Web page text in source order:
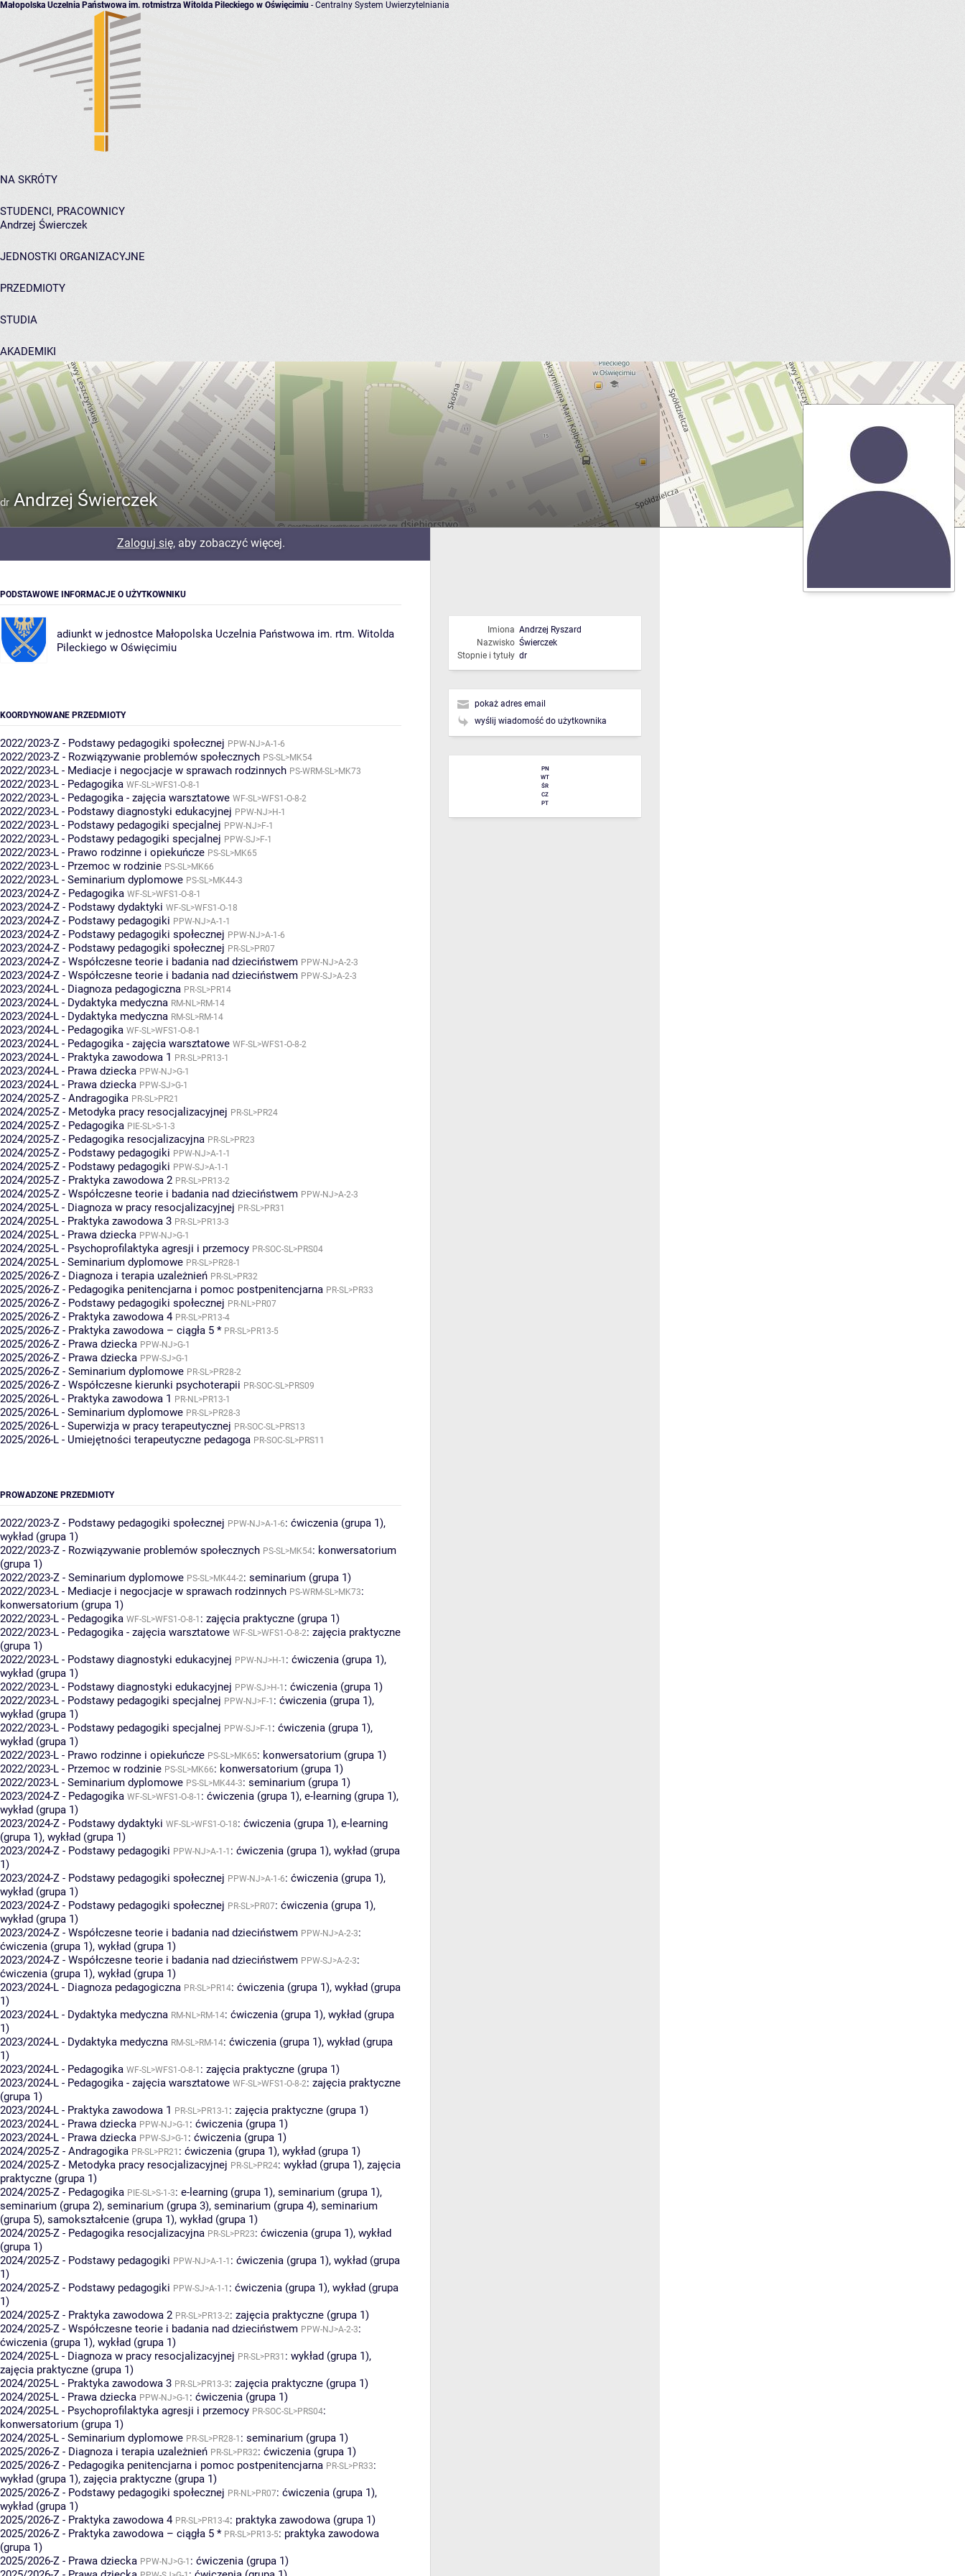
Małopolska Uczelnia Państwowa im. rotmistrza Witolda Pileckiego w Oświęcimiu - Centralny System Uwierzytelniania
NA SKRÓTY
STUDENCI, PRACOWNICY
Andrzej Świerczek
JEDNOSTKI ORGANIZACYJNE
PRZEDMIOTY
STUDIA
AKADEMIKI
POMOC
dr Andrzej Świerczek
Zaloguj się, aby zobaczyć więcej.
PODSTAWOWE INFORMACJE O UŻYTKOWNIKU
adiunkt w jednostce Małopolska Uczelnia Państwowa im. rtm. Witolda
Pileckiego w Oświęcimiu
KOORDYNOWANE PRZEDMIOTY
2022/2023-Z - Podstawy pedagogiki społecznej PPW-NJ>A-1-6
2022/2023-Z - Rozwiązywanie problemów społecznych PS-SL>MK54
2022/2023-L - Mediacje i negocjacje w sprawach rodzinnych PS-WRM-SL>MK73
2022/2023-L - Pedagogika WF-SL>WFS1-O-8-1
2022/2023-L - Pedagogika - zajęcia warsztatowe WF-SL>WFS1-O-8-2
2022/2023-L - Podstawy diagnostyki edukacyjnej PPW-NJ>H-1
2022/2023-L - Podstawy pedagogiki specjalnej PPW-NJ>F-1
2022/2023-L - Podstawy pedagogiki specjalnej PPW-SJ>F-1
2022/2023-L - Prawo rodzinne i opiekuńcze PS-SL>MK65
2022/2023-L - Przemoc w rodzinie PS-SL>MK66
2022/2023-L - Seminarium dyplomowe PS-SL>MK44-3
2023/2024-Z - Pedagogika WF-SL>WFS1-O-8-1
2023/2024-Z - Podstawy dydaktyki WF-SL>WFS1-O-18
2023/2024-Z - Podstawy pedagogiki PPW-NJ>A-1-1
2023/2024-Z - Podstawy pedagogiki społecznej PPW-NJ>A-1-6
2023/2024-Z - Podstawy pedagogiki społecznej PR-SL>PR07
2023/2024-Z - Współczesne teorie i badania nad dzieciństwem PPW-NJ>A-2-3
2023/2024-Z - Współczesne teorie i badania nad dzieciństwem PPW-SJ>A-2-3
2023/2024-L - Diagnoza pedagogiczna PR-SL>PR14
2023/2024-L - Dydaktyka medyczna RM-NL>RM-14
2023/2024-L - Dydaktyka medyczna RM-SL>RM-14
2023/2024-L - Pedagogika WF-SL>WFS1-O-8-1
2023/2024-L - Pedagogika - zajęcia warsztatowe WF-SL>WFS1-O-8-2
2023/2024-L - Praktyka zawodowa 1 PR-SL>PR13-1
2023/2024-L - Prawa dziecka PPW-NJ>G-1
2023/2024-L - Prawa dziecka PPW-SJ>G-1
2024/2025-Z - Andragogika PR-SL>PR21
2024/2025-Z - Metodyka pracy resocjalizacyjnej PR-SL>PR24
2024/2025-Z - Pedagogika PIE-SL>S-1-3
2024/2025-Z - Pedagogika resocjalizacyjna PR-SL>PR23
2024/2025-Z - Podstawy pedagogiki PPW-NJ>A-1-1
2024/2025-Z - Podstawy pedagogiki PPW-SJ>A-1-1
2024/2025-Z - Praktyka zawodowa 2 PR-SL>PR13-2
2024/2025-Z - Współczesne teorie i badania nad dzieciństwem PPW-NJ>A-2-3
2024/2025-L - Diagnoza w pracy resocjalizacyjnej PR-SL>PR31
2024/2025-L - Praktyka zawodowa 3 PR-SL>PR13-3
2024/2025-L - Prawa dziecka PPW-NJ>G-1
2024/2025-L - Psychoprofilaktyka agresji i przemocy PR-SOC-SL>PRS04
2024/2025-L - Seminarium dyplomowe PR-SL>PR28-1
2025/2026-Z - Diagnoza i terapia uzależnień PR-SL>PR32
2025/2026-Z - Pedagogika penitencjarna i pomoc postpenitencjarna PR-SL>PR33
2025/2026-Z - Podstawy pedagogiki społecznej PR-NL>PR07
2025/2026-Z - Praktyka zawodowa 4 PR-SL>PR13-4
2025/2026-Z - Praktyka zawodowa – ciągła 5 * PR-SL>PR13-5
2025/2026-Z - Prawa dziecka PPW-NJ>G-1
2025/2026-Z - Prawa dziecka PPW-SJ>G-1
2025/2026-Z - Seminarium dyplomowe PR-SL>PR28-2
2025/2026-Z - Współczesne kierunki psychoterapii PR-SOC-SL>PRS09
2025/2026-L - Praktyka zawodowa 1 PR-NL>PR13-1
2025/2026-L - Seminarium dyplomowe PR-SL>PR28-3
2025/2026-L - Superwizja w pracy terapeutycznej PR-SOC-SL>PRS13
2025/2026-L - Umiejętności terapeutyczne pedagoga PR-SOC-SL>PRS11
PROWADZONE PRZEDMIOTY
2022/2023-Z - Podstawy pedagogiki społecznej PPW-NJ>A-1-6: ćwiczenia (grupa 1),
wykład (grupa 1)
2022/2023-Z - Rozwiązywanie problemów społecznych PS-SL>MK54: konwersatorium
(grupa 1)
2022/2023-Z - Seminarium dyplomowe PS-SL>MK44-2: seminarium (grupa 1)
2022/2023-L - Mediacje i negocjacje w sprawach rodzinnych PS-WRM-SL>MK73:
konwersatorium (grupa 1)
2022/2023-L - Pedagogika WF-SL>WFS1-O-8-1 : zajęcia praktyczne (grupa 1)
2022/2023-L - Pedagogika - zajęcia warsztatowe WF-SL>WFS1-O-8-2: zajęcia praktyczne
(grupa 1)
2022/2023-L - Podstawy diagnostyki edukacyjnej PPW-NJ>H-1 : ćwiczenia (grupa 1),
wykład (grupa 1)
2022/2023-L - Podstawy diagnostyki edukacyjnej PPW-SJ>H-1 : ćwiczenia (grupa 1)
2022/2023-L - Podstawy pedagogiki specjalnej PPW-NJ>F-1 : ćwiczenia (grupa 1),
wykład (grupa 1)
2022/2023-L - Podstawy pedagogiki specjalnej PPW-SJ>F-1 : ćwiczenia (grupa 1),
wykład (grupa 1)
2022/2023-L - Prawo rodzinne i opiekuńcze PS-SL>MK65: konwersatorium (grupa 1)
2022/2023-L - Przemoc w rodzinie PS-SL>MK66: konwersatorium (grupa 1)
2022/2023-L - Seminarium dyplomowe PS-SL>MK44-3: seminarium (grupa 1)
2023/2024-Z - Pedagogika WF-SL>WFS1-O-8-1 : ćwiczenia (grupa 1), e-learning (grupa 1),
wykład (grupa 1)
2023/2024-Z - Podstawy dydaktyki WF-SL>WFS1-O-18: ćwiczenia (grupa 1), e-learning
(grupa 1), wykład (grupa 1)
2023/2024-Z - Podstawy pedagogiki PPW-NJ>A-1-1 : ćwiczenia (grupa 1), wykład (grupa
1)
2023/2024-Z - Podstawy pedagogiki społecznej PPW-NJ>A-1-6: ćwiczenia (grupa 1),
wykład (grupa 1)
2023/2024-Z - Podstawy pedagogiki społecznej PR-SL>PR07: ćwiczenia (grupa 1),
wykład (grupa 1)
2023/2024-Z - Współczesne teorie i badania nad dzieciństwem PPW-NJ>A-2-3:
ćwiczenia (grupa 1), wykład (grupa 1)
2023/2024-Z - Współczesne teorie i badania nad dzieciństwem PPW-SJ>A-2-3:
ćwiczenia (grupa 1), wykład (grupa 1)
2023/2024-L - Diagnoza pedagogiczna PR-SL>PR14: ćwiczenia (grupa 1), wykład (grupa
1)
2023/2024-L - Dydaktyka medyczna RM-NL>RM-14: ćwiczenia (grupa 1), wykład (grupa
1)
2023/2024-L - Dydaktyka medyczna RM-SL>RM-14: ćwiczenia (grupa 1), wykład (grupa
1)
2023/2024-L - Pedagogika WF-SL>WFS1-O-8-1 : zajęcia praktyczne (grupa 1)
2023/2024-L - Pedagogika - zajęcia warsztatowe WF-SL>WFS1-O-8-2: zajęcia praktyczne
(grupa 1)
2023/2024-L - Praktyka zawodowa 1 PR-SL>PR13-1 : zajęcia praktyczne (grupa 1)
2023/2024-L - Prawa dziecka PPW-NJ>G-1 : ćwiczenia (grupa 1)
2023/2024-L - Prawa dziecka PPW-SJ>G-1 : ćwiczenia (grupa 1)
2024/2025-Z - Andragogika PR-SL>PR21 : ćwiczenia (grupa 1), wykład (grupa 1)
2024/2025-Z - Metodyka pracy resocjalizacyjnej PR-SL>PR24: wykład (grupa 1), zajęcia
praktyczne (grupa 1)
2024/2025-Z - Pedagogika PIE-SL>S-1-3: e-learning (grupa 1), seminarium (grupa 1),
seminarium (grupa 2), seminarium (grupa 3), seminarium (grupa 4), seminarium
(grupa 5), samokształcenie (grupa 1), wykład (grupa 1)
2024/2025-Z - Pedagogika resocjalizacyjna PR-SL>PR23: ćwiczenia (grupa 1), wykład
(grupa 1)
2024/2025-Z - Podstawy pedagogiki PPW-NJ>A-1-1 : ćwiczenia (grupa 1), wykład (grupa
1)
2024/2025-Z - Podstawy pedagogiki PPW-SJ>A-1-1 : ćwiczenia (grupa 1), wykład (grupa
1)
2024/2025-Z - Praktyka zawodowa 2 PR-SL>PR13-2: zajęcia praktyczne (grupa 1)
2024/2025-Z - Współczesne teorie i badania nad dzieciństwem PPW-NJ>A-2-3:
ćwiczenia (grupa 1), wykład (grupa 1)
2024/2025-L - Diagnoza w pracy resocjalizacyjnej PR-SL>PR31 : wykład (grupa 1),
zajęcia praktyczne (grupa 1)
2024/2025-L - Praktyka zawodowa 3 PR-SL>PR13-3: zajęcia praktyczne (grupa 1)
2024/2025-L - Prawa dziecka PPW-NJ>G-1 : ćwiczenia (grupa 1)
2024/2025-L - Psychoprofilaktyka agresji i przemocy PR-SOC-SL>PRS04:
konwersatorium (grupa 1)
2024/2025-L - Seminarium dyplomowe PR-SL>PR28-1 : seminarium (grupa 1)
2025/2026-Z - Diagnoza i terapia uzależnień PR-SL>PR32: ćwiczenia (grupa 1)
2025/2026-Z - Pedagogika penitencjarna i pomoc postpenitencjarna PR-SL>PR33:
wykład (grupa 1), zajęcia praktyczne (grupa 1)
2025/2026-Z - Podstawy pedagogiki społecznej PR-NL>PR07: ćwiczenia (grupa 1),
wykład (grupa 1)
2025/2026-Z - Praktyka zawodowa 4 PR-SL>PR13-4: praktyka zawodowa (grupa 1)
2025/2026-Z - Praktyka zawodowa – ciągła 5 * PR-SL>PR13-5: praktyka zawodowa
(grupa 1)
2025/2026-Z - Prawa dziecka PPW-NJ>G-1 : ćwiczenia (grupa 1)
Imiona Andrzej Ryszard
Nazwisko Świerczek
Stopnie i tytuły dr
pokaż adres email
wyślij wiadomość do użytkownika
PN
WT
ŚR
CZ
PT